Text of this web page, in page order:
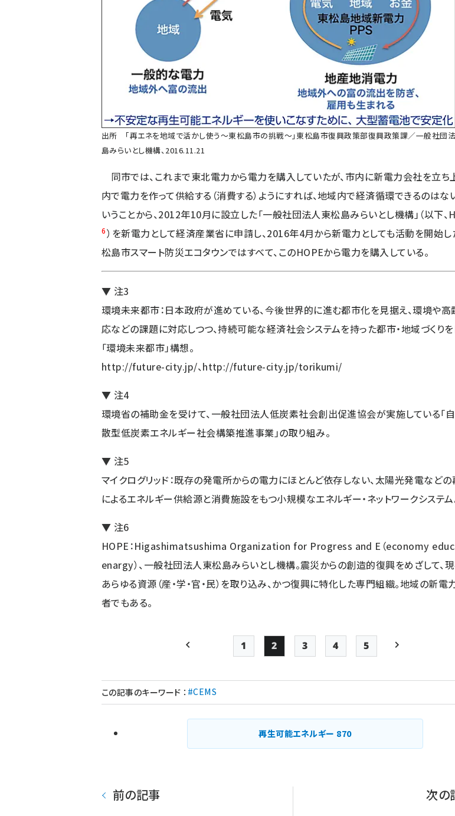
出所 「再エネを地域で活かし使う〜東松島市の挑戦〜」東松島市復興政策部復興政策課／一般社団
島みらいとし機構、2016.11.21
同市では、これまで東北電力から電力を購入していたが、市内に新電力会社を立ち
内で電力を作って供給する（消費する）ようにすれば、地域内で経済循環できるのはな
いうことから、2012年10月に設立した「一般社団法人東松島みらいとし機構」（以下、
6 ）を新電力として経済産業省に申請し、2016年4月から新電力としても活動を開始し
松島市スマート防災エコタウンではすべて、このHOPEから電力を購入している。
▼ 注3
環境未来都市：日本政府が進めている、今後世界的に進む都市化を見据え、環境や
応などの課題に対応しつつ、持続可能な経済社会システムを持った都市・地域づくり
「環境未来都市」構想。
http://future-city.jp/、http://future-city.jp/torikumi/
▼ 注4
環境省の補助金を受けて、一般社団法人低炭素社会創出促進協会が実施している「自
散型低炭素エネルギー社会構築推進事業」の取り組み。
▼ 注5
マイクログリッド：既存の発電所からの電力にほとんど依存しない、太陽光発電など
によるエネルギー供給源と消費施設をもつ小規模なエネルギー・ネットワークシステム
▼ 注6
HOPE：Higashimatsushima Organization for Progress and E（economy
enargy）、一般社団法人東松島みらいとし機構。震災からの創造的復興をめざして、
あらゆる資源（産・学・官・民）を取り込み、かつ復興に特化した専門組織。地域の新電
者でもある。
ペー
送
り
Page
1
Page
2
Page
3
Page
4
Page
5
この記事のキーワード ： #CEMS
再生可能エネルギー 870
前の記事 次の